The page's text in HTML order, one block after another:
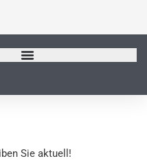
Sie aktuell!